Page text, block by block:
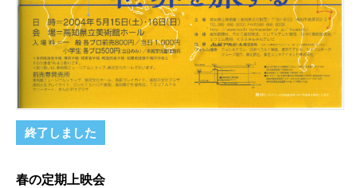
終了しました
春の定期上映会